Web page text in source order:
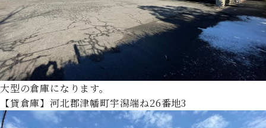
大型の倉庫になります。
【貸倉庫】河北郡津幡町宇潟端ね26番地3